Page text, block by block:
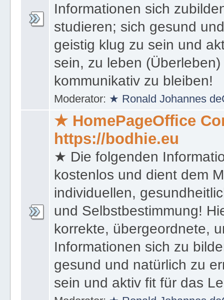
Informationen sich
studieren; sich gesund
geistig klug zu sein und
sein, zu leben
kommunikativ zu bleiben!
Moderator: ★ Ronald Johannes
★ HomePageOffice
https://bodhie.eu
★ Die folgenden
kostenlos und dient dem
individuellen,
und Selbstbestimmung!
korrekte, übergeordnete,
Informationen sich zu
gesund und natürlich zu
sein und aktiv fit für das